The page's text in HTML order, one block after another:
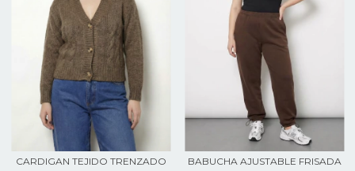
CARDIGAN TEJIDO TRENZADO BABUCHA AJUSTABLE FRISADA